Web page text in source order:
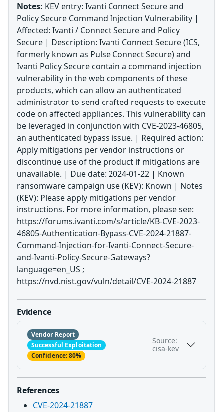
Notes: KEV entry: Ivanti Connect Secure and
Policy Secure Command Injection Vulnerability |
Affected: Ivanti / Connect Secure and Policy
Secure | Description: Ivanti Connect Secure (ICS,
formerly known as Pulse Connect Secure) and
Ivanti Policy Secure contain a command injection
vulnerability in the web components of these
products, which can allow an authenticated
administrator to send crafted requests to execute
code on affected appliances. This vulnerability can
be leveraged in conjunction with CVE-2023-46805,
an authenticated bypass issue. | Required action:
Apply mitigations per vendor instructions or
discontinue use of the product if mitigations are
unavailable. | Due date: 2024-01-22 | Known
ransomware campaign use (KEV): Known | Notes
(KEV): Please apply mitigations per vendor
instructions. For more information, please see:
https://forums.ivanti.com/s/article/KB-CVE-2023-
46805-Authentication-Bypass-CVE-2024-21887-
Command-Injection-for-Ivanti-Connect-Secure-
and-Ivanti-Policy-Secure-Gateways?
language=en_US ;
https://nvd.nist.gov/vuln/detail/CVE-2024-21887
Evidence
Vendor Report
Successful Exploitation
Confidence: 80%
Source:
cisa-kev
References
CVE-2024-21887